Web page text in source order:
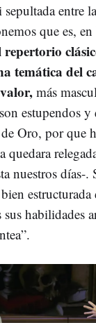
sepultada entre
que es,
temática del
más
estupendos
Oro, por que
quedara
nuestros días-.
habilidades